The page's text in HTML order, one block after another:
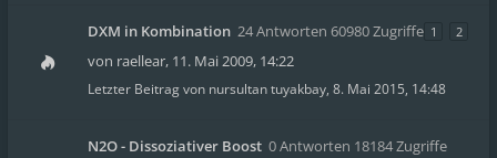
DXM in Kombination 24 Antworten 60980 Zugriffe 1 2
von raellear, 11. Mai 2009, 14:22
Letzter Beitrag von nursultan tuyakbay, 8. Mai 2015, 14:48
N2O - Dissoziativer Boost 0 Antworten 18184 Zugriffe